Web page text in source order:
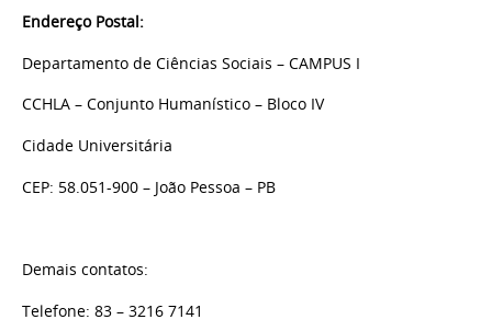
Endereço Postal:
Departamento de Ciências Sociais – CAMPUS I
CCHLA – Conjunto Humanístico – Bloco IV
Cidade Universitária
CEP: 58.051-900 – João Pessoa – PB
Demais contatos:
Telefone: 83 – 3216 7141